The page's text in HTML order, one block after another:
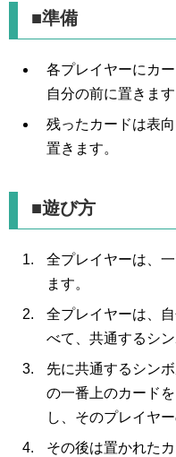
■準備
各プレイヤーにカ
自分の前に置きます
残ったカードは表
置きます。
■遊び方
全プレイヤーは、
ます。
全プレイヤーは、
べて、共通するシ
先に共通するシン
の一番上のカード
し、そのプレイヤ
その後は置かれた